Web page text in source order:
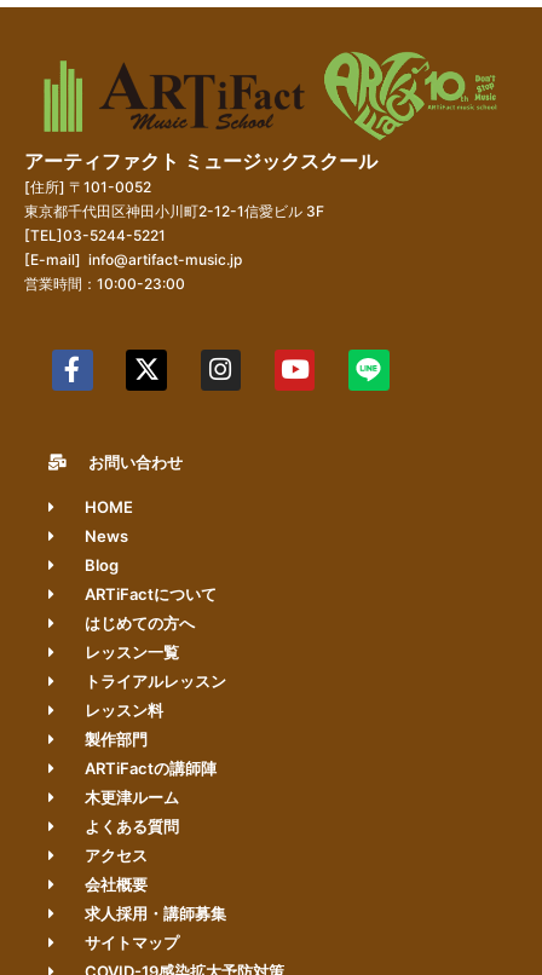
アーティファクト ミュージックスクール
[住所] 〒101-0052
東京都千代田区神田小川町2-12-1信愛ビル 3F
[TEL]03-5244-5221
[E-mail] info@artifact-music.jp
営業時間：10:00-23:00
お問い合わせ
HOME
News
Blog
ARTiFactについて
はじめての方へ
レッスン一覧
トライアルレッスン
レッスン料
製作部門
ARTiFactの講師陣
木更津ルーム
よくある質問
アクセス
会社概要
求人採用・講師募集
サイトマップ